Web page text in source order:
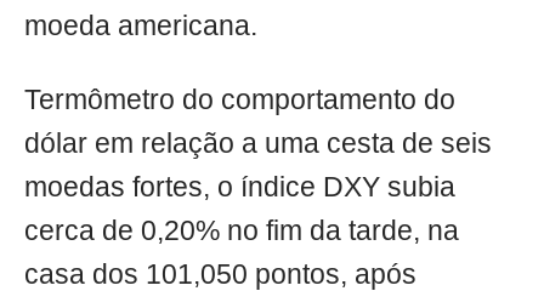
moeda americana.
Termômetro do comportamento do
dólar em relação a uma cesta de seis
moedas fortes, o índice DXY subia
cerca de 0,20% no fim da tarde, na
casa dos 101,050 pontos, após